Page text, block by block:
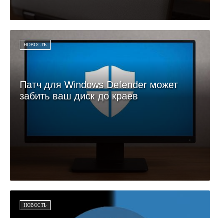
НОВОСТЬ
Патч для Windows Defender может
забить ваш диск до краёв
НОВОСТЬ